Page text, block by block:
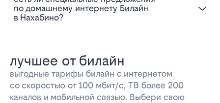
по домашнему интернету Билайн
в Нахабино?
лучшее от билайн
выгодные тарифы билайн с интернетом
со скоростью от 100 мбит/с, ТВ более 200
каналов и мобильной связью. Выбери свою